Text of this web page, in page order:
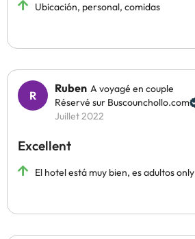
Ubicación, personal, comidas
Ruben A voyagé en couple
Réservé sur Buscounchollo.com
Juillet 2022
Excellent
El hotel está muy bien, es adultos only